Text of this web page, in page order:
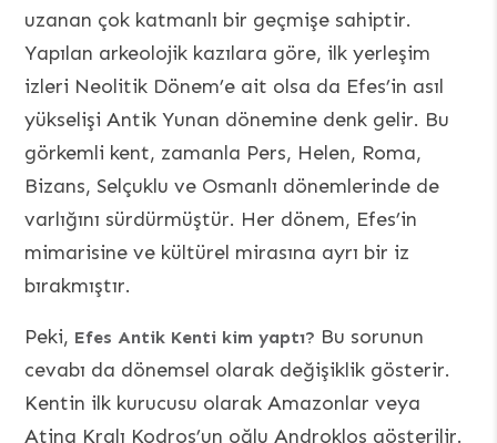
uzanan çok katmanlı bir geçmişe sahiptir.
Yapılan arkeolojik kazılara göre, ilk yerleşim
izleri Neolitik Dönem’e ait olsa da Efes’in asıl
yükselişi Antik Yunan dönemine denk gelir. Bu
görkemli kent, zamanla Pers, Helen, Roma,
Bizans, Selçuklu ve Osmanlı dönemlerinde de
varlığını sürdürmüştür. Her dönem, Efes’in
mimarisine ve kültürel mirasına ayrı bir iz
bırakmıştır.
Peki, Efes Antik Kenti kim yaptı? Bu sorunun
cevabı da dönemsel olarak değişiklik gösterir.
Kentin ilk kurucusu olarak Amazonlar veya
Atina Kralı Kodros’un oğlu Androklos gösterilir.